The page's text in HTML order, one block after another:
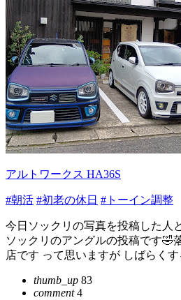
アルトワークス HA36S
#朝活 #初老の休日 #トーイン調整
今日ソックリの写真を投稿した人
ソックリのアングルの投稿です🤣
店です って思いますが しばらく
thumb_up 83
comment4